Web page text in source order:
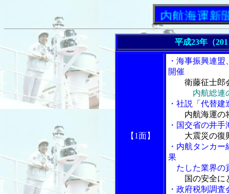
「内航海運新聞」ニ
平成23年（
【1面】
・海事振興連
開催
衛藤征士郎
内航総連
・社説「代替
内航海運の
・国交省の井
大震災の復
・内航タンカ
果
たした業界の
国の安全に
・政府税制調